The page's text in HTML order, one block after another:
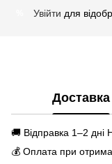
Увійти для
Доставка
🚚 Відправка 1–2
💰 Оплата при